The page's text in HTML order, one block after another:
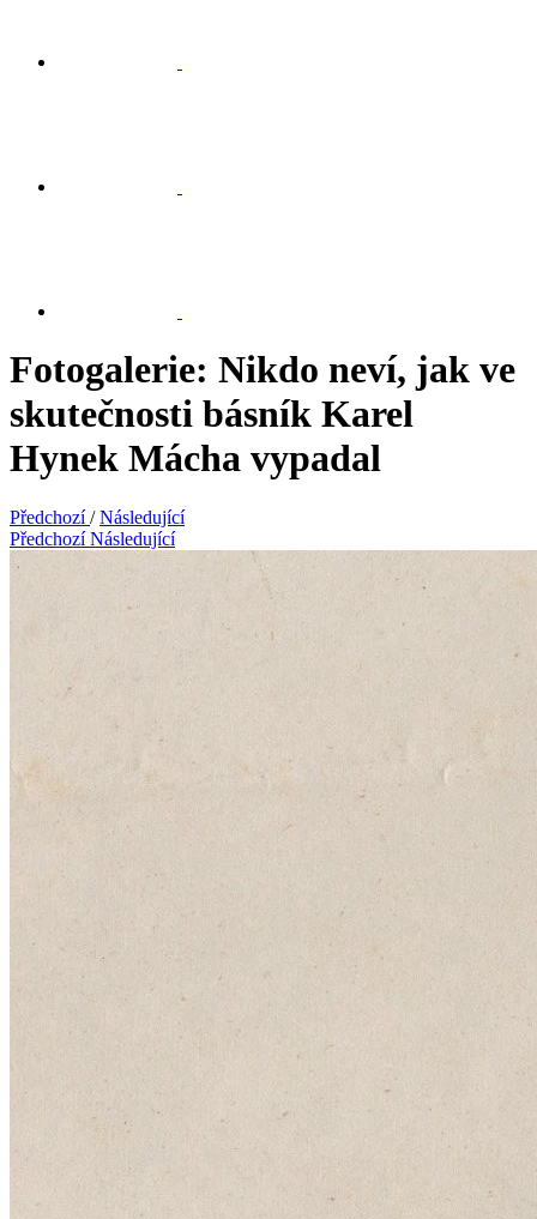
Fotogalerie: Nikdo neví, jak ve
skutečnosti básník Karel
Hynek Mácha vypadal
Předchozí / Následující
Předchozí Následující